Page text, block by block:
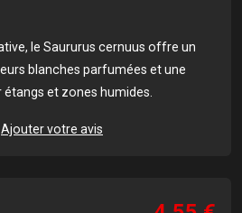
le Saururus cernuus offre un
blanches parfumées et une
et zones humides.
Ajouter votre avis